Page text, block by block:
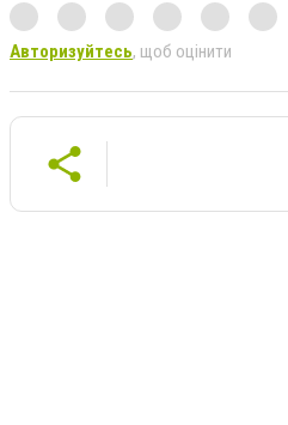
Авторизуйтесь, щоб оцінити